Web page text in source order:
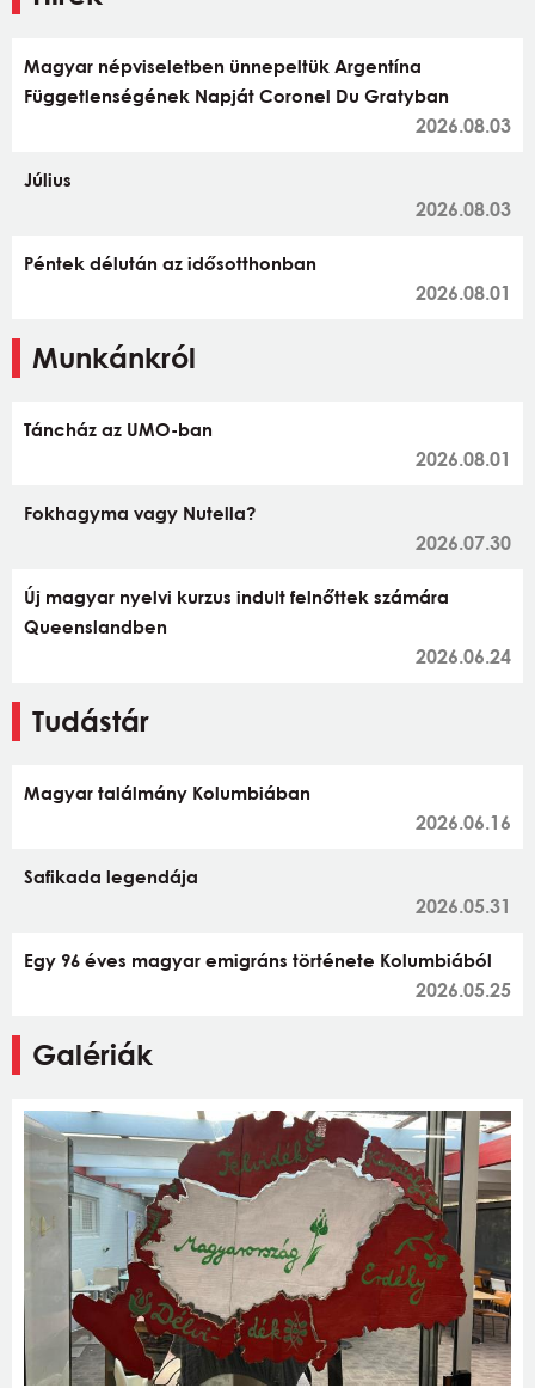
Magyar népviseletben ünnepeltük Argentína
Függetlenségének Napját Coronel Du Gratyban
2026.08.03
Július
2026.08.03
Péntek délután az idősotthonban
2026.08.01
Munkánkról
Táncház az UMO-ban
2026.08.01
Fokhagyma vagy Nutella?
2026.07.30
Új magyar nyelvi kurzus indult felnőttek számára
Queenslandben
2026.06.24
Tudástár
Magyar találmány Kolumbiában
2026.06.16
Safikada legendája
2026.05.31
Egy 96 éves magyar emigráns története Kolumbiából
2026.05.25
Galériák